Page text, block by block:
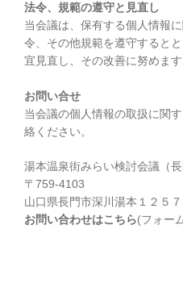
法令、規範の遵守と見直し
当会議は、保有する個人情報
令、その他規範を遵守すると
宜見直し、その改善に努めます
お問い合せ
当会議の個人情報の取扱に関
絡ください。
湯本温泉街みらい検討会議（
〒759-4103
山口県長門市深川湯本１２５７
お問い合わせはこちら(フォー